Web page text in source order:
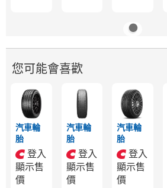
您可能會喜歡
汽車輪
胎
登入
顯示售
價
汽車輪
胎
登入
顯示售
價
汽車輪
胎
登入
顯示售
價